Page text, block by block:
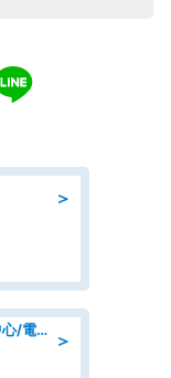
＞
＞
「社内ITサポート」チャット対応中心/電話少なめ/土日祝休/名古屋市港区